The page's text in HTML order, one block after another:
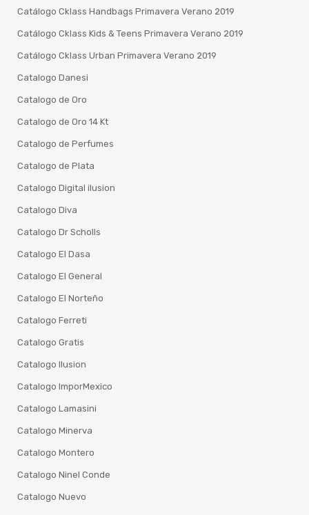
Catálogo Cklass Handbags Primavera Verano 2019
Catálogo Cklass Kids & Teens Primavera Verano 2019
Catálogo Cklass Urban Primavera Verano 2019
Catalogo Danesi
Catalogo de Oro
Catalogo de Oro 14 Kt
Catalogo de Perfumes
Catalogo de Plata
Catalogo Digital ilusion
Catalogo Diva
Catalogo Dr Scholls
Catalogo El Dasa
Catalogo El General
Catalogo El Norteño
Catalogo Ferreti
Catalogo Gratis
Catalogo Ilusion
Catalogo ImporMexico
Catalogo Lamasini
Catalogo Minerva
Catalogo Montero
Catalogo Ninel Conde
Catalogo Nuevo